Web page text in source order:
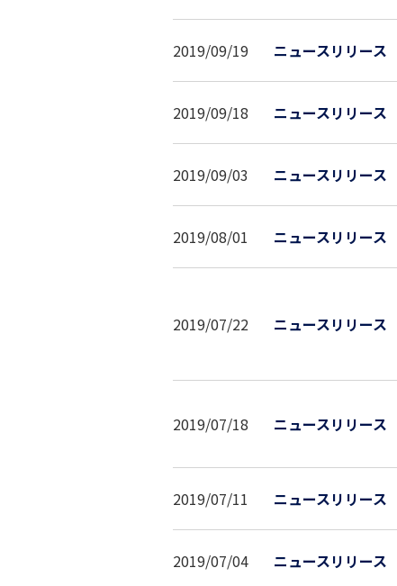
2019/09/19 ニュースリリース
2019/09/18 ニュースリリース
2019/09/03 ニュースリリース
2019/08/01 ニュースリリース
2019/07/22 ニュースリリース
2019/07/18 ニュースリリース
2019/07/11 ニュースリリース
2019/07/04 ニュースリリース